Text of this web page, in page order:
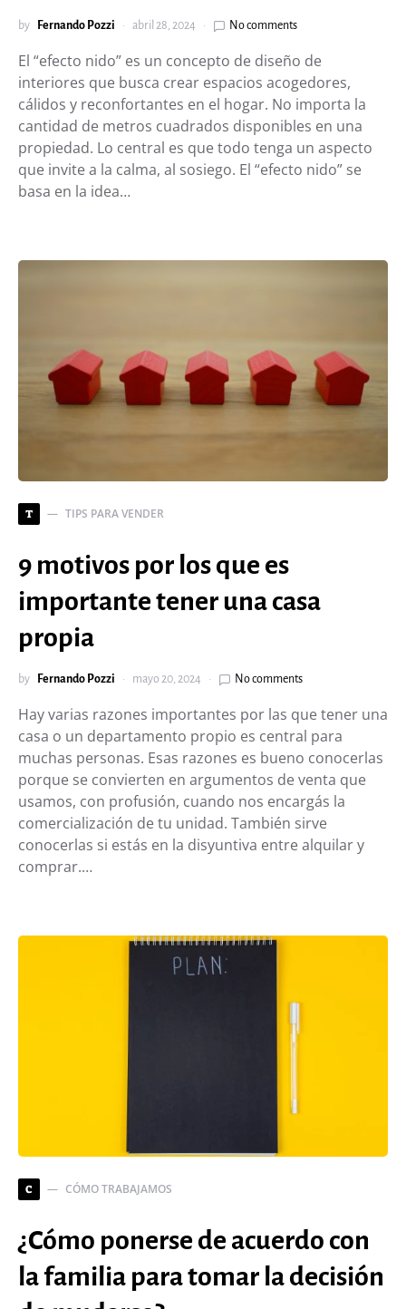
by Fernando Pozzi abril 28, 2024 No comments
El “efecto nido” es un concepto de diseño de
interiores que busca crear espacios acogedores,
cálidos y reconfortantes en el hogar. No importa la
cantidad de metros cuadrados disponibles en una
propiedad. Lo central es que todo tenga un aspecto
que invite a la calma, al sosiego. El “efecto nido” se
basa en la idea…
T TIPS PARA VENDER
9 motivos por los que es
importante tener una casa
propia
by Fernando Pozzi mayo 20, 2024 No comments
Hay varias razones importantes por las que tener una
casa o un departamento propio es central para
muchas personas. Esas razones es bueno conocerlas
porque se convierten en argumentos de venta que
usamos, con profusión, cuando nos encargás la
comercialización de tu unidad. También sirve
conocerlas si estás en la disyuntiva entre alquilar y
comprar.…
C CÓMO TRABAJAMOS
¿Cómo ponerse de acuerdo con
la familia para tomar la decisión